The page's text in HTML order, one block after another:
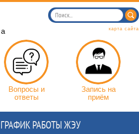
карта сайта
Вопросы и
ответы
Запись на
приём
ГРАФИК РАБОТЫ ЖЭУ